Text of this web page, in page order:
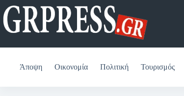
Μετάβαση
στο
περιεχόμενο
Άποψη Οικονομία Πολιτική Τουρισμός